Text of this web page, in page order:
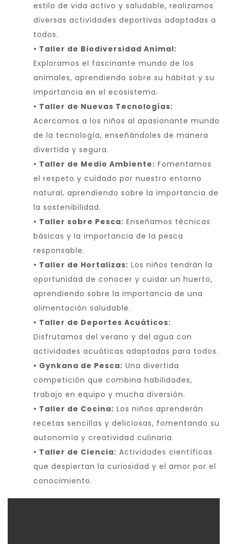
estilo de vida activo y saludable, realizamos
diversas actividades deportivas adaptadas a
todos.
• Taller de Biodiversidad Animal:
Exploramos el fascinante mundo de los
animales, aprendiendo sobre su hábitat y su
importancia en el ecosistema.
• Taller de Nuevas Tecnologías:
Acercamos a los niños al apasionante mundo
de la tecnología, enseñándoles de manera
divertida y segura.
• Taller de Medio Ambiente: Fomentamos
el respeto y cuidado por nuestro entorno
natural, aprendiendo sobre la importancia de
la sostenibilidad.
• Taller sobre Pesca: Enseñamos técnicas
básicas y la importancia de la pesca
responsable.
• Taller de Hortalizas: Los niños tendrán la
oportunidad de conocer y cuidar un huerto,
aprendiendo sobre la importancia de una
alimentación saludable.
• Taller de Deportes Acuáticos:
Disfrutamos del verano y del agua con
actividades acuáticas adaptadas para todos.
• Gynkana de Pesca: Una divertida
competición que combina habilidades,
trabajo en equipo y mucha diversión.
• Taller de Cocina: Los niños aprenderán
recetas sencillas y deliciosas, fomentando su
autonomía y creatividad culinaria.
• Taller de Ciencia: Actividades científicas
que despiertan la curiosidad y el amor por el
conocimiento.